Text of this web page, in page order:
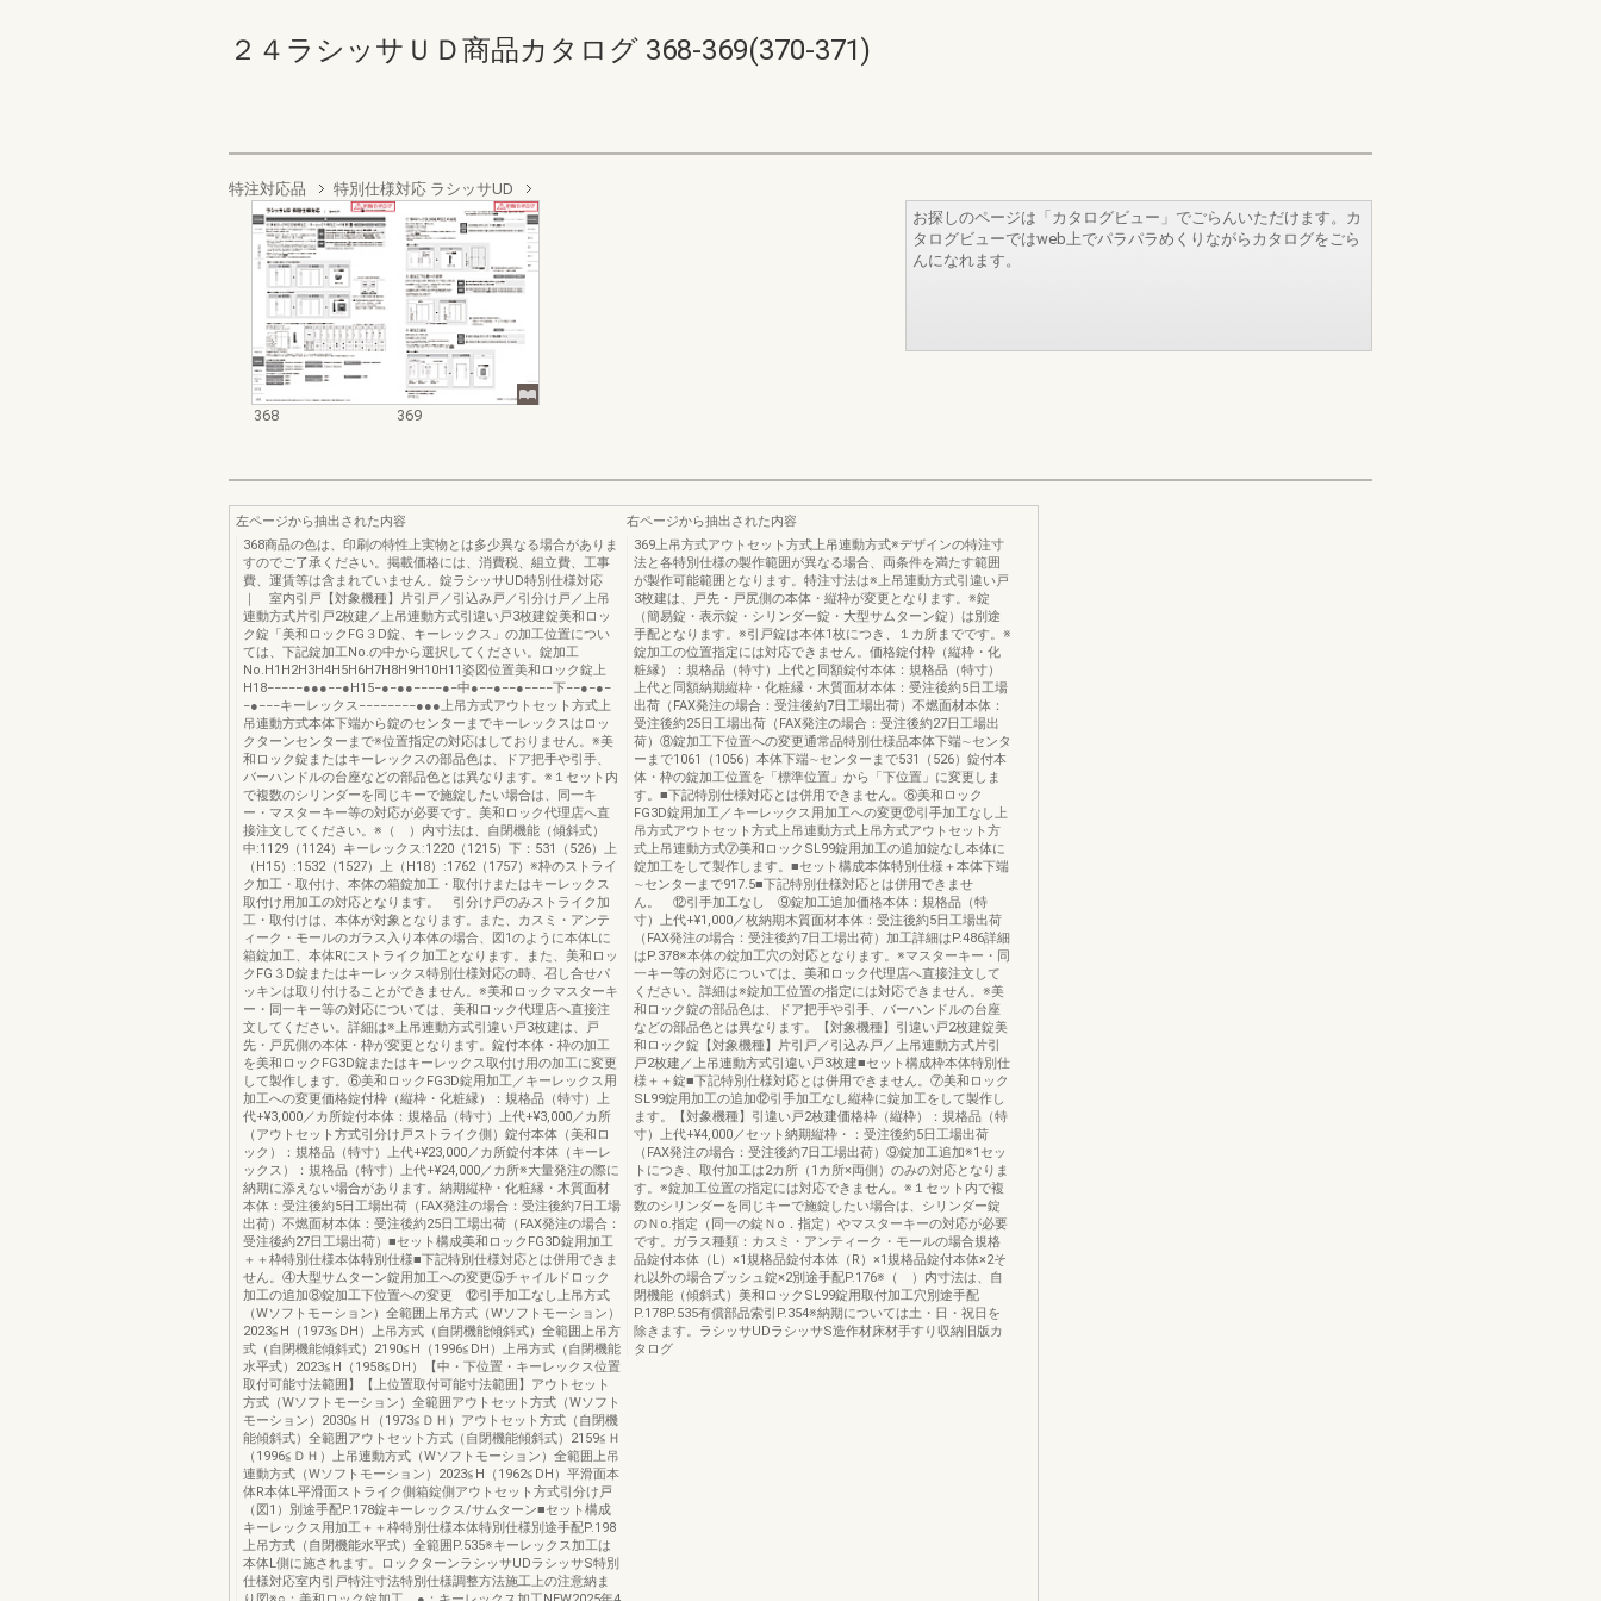
２４ラシッサＵＤ商品カタログ 368-369(370-371)
特注対応品 特別仕様対応 ラシッサUD
368 369
お探しのページは「カタログビュー」でごらんいただけます。カ
タログビューではweb上でパラパラめくりながらカタログをごら
んになれます。
左ページから抽出された内容
368商品の色は、印刷の特性上実物とは多少異なる場合がありま
すのでご了承ください。掲載価格には、消費税、組立費、工事
費、運賃等は含まれていません。錠ラシッサUD特別仕様対応
｜ 室内引戸【対象機種】片引戸／引込み戸／引分け戸／上吊
連動方式片引戸2枚建／上吊連動方式引違い戸3枚建錠美和ロッ
ク錠「美和ロックFG３D錠、キーレックス」の加工位置につい
ては、下記錠加工No.の中から選択してください。錠加工
No.H1H2H3H4H5H6H7H8H9H10H11姿図位置美和ロック錠上
H18−−−−−●●●−−●H15−●−●●−−−−●−中●−−●−−●−−−−下−−●−●−
−●−−−キーレックス−−−−−−−−●●●上吊方式アウトセット方式上
吊連動方式本体下端から錠のセンターまでキーレックスはロッ
クターンセンターまで※位置指定の対応はしておりません。※美
和ロック錠またはキーレックスの部品色は、ドア把手や引手、
バーハンドルの台座などの部品色とは異なります。※１セット内
で複数のシリンダーを同じキーで施錠したい場合は、同一キ
ー・マスターキー等の対応が必要です。美和ロック代理店へ直
接注文してください。※（ ）内寸法は、自閉機能（傾斜式）
中:1129（1124）キーレックス:1220（1215）下：531（526）上
（H15）:1532（1527）上（H18）:1762（1757）※枠のストライ
ク加工・取付け、本体の箱錠加工・取付けまたはキーレックス
取付け用加工の対応となります。 引分け戸のみストライク加
工・取付けは、本体が対象となります。また、カスミ・アンテ
ィーク・モールのガラス入り本体の場合、図1のように本体Lに
箱錠加工、本体Rにストライク加工となります。また、美和ロッ
クFG３D錠またはキーレックス特別仕様対応の時、召し合せパ
ッキンは取り付けることができません。※美和ロックマスターキ
ー・同一キー等の対応については、美和ロック代理店へ直接注
文してください。詳細は※上吊連動方式引違い戸3枚建は、戸
先・戸尻側の本体・枠が変更となります。錠付本体・枠の加工
を美和ロックFG3D錠またはキーレックス取付け用の加工に変更
して製作します。⑥美和ロックFG3D錠用加工／キーレックス用
加工への変更価格錠付枠（縦枠・化粧縁）：規格品（特寸）上
代+¥3,000／カ所錠付本体：規格品（特寸）上代+¥3,000／カ所
（アウトセット方式引分け戸ストライク側）錠付本体（美和ロ
ック）：規格品（特寸）上代+¥23,000／カ所錠付本体（キーレ
ックス）：規格品（特寸）上代+¥24,000／カ所※大量発注の際に
納期に添えない場合があります。納期縦枠・化粧縁・木質面材
本体：受注後約5日工場出荷（FAX発注の場合：受注後約7日工場
出荷）不燃面材本体：受注後約25日工場出荷（FAX発注の場合：
受注後約27日工場出荷）■セット構成美和ロックFG3D錠用加工
＋＋枠特別仕様本体特別仕様■下記特別仕様対応とは併用できま
せん。④大型サムターン錠用加工への変更⑤チャイルドロック
加工の追加⑧錠加工下位置への変更 ⑫引手加工なし上吊方式
（Wソフトモーション）全範囲上吊方式（Wソフトモーション）
2023≦H（1973≦DH）上吊方式（自閉機能傾斜式）全範囲上吊方
式（自閉機能傾斜式）2190≦H（1996≦DH）上吊方式（自閉機能
水平式）2023≦H（1958≦DH）【中・下位置・キーレックス位置
取付可能寸法範囲】【上位置取付可能寸法範囲】アウトセット
方式（Wソフトモーション）全範囲アウトセット方式（Wソフト
モーション）2030≦Ｈ（1973≦ＤＨ）アウトセット方式（自閉機
能傾斜式）全範囲アウトセット方式（自閉機能傾斜式）2159≦Ｈ
（1996≦ＤＨ）上吊連動方式（Wソフトモーション）全範囲上吊
連動方式（Wソフトモーション）2023≦H（1962≦DH）平滑面本
体R本体L平滑面ストライク側箱錠側アウトセット方式引分け戸
（図1）別途手配P.178錠キーレックス/サムターン■セット構成
キーレックス用加工＋＋枠特別仕様本体特別仕様別途手配P.198
上吊方式（自閉機能水平式）全範囲P.535※キーレックス加工は
本体L側に施されます。ロックターンラシッサUDラシッサS特別
仕様対応室内引戸特注寸法特別仕様調整方法施工上の注意納ま
右ページから抽出された内容
369上吊方式アウトセット方式上吊連動方式※デザインの特注寸
法と各特別仕様の製作範囲が異なる場合、両条件を満たす範囲
が製作可能範囲となります。特注寸法は※上吊連動方式引違い戸
3枚建は、戸先・戸尻側の本体・縦枠が変更となります。※錠
（簡易錠・表示錠・シリンダー錠・大型サムターン錠）は別途
手配となります。※引戸錠は本体1枚につき、１カ所までです。※
錠加工の位置指定には対応できません。価格錠付枠（縦枠・化
粧縁）：規格品（特寸）上代と同額錠付本体：規格品（特寸）
上代と同額納期縦枠・化粧縁・木質面材本体：受注後約5日工場
出荷（FAX発注の場合：受注後約7日工場出荷）不燃面材本体：
受注後約25日工場出荷（FAX発注の場合：受注後約27日工場出
荷）⑧錠加工下位置への変更通常品特別仕様品本体下端∼センタ
ーまで1061（1056）本体下端∼センターまで531（526）錠付本
体・枠の錠加工位置を「標準位置」から「下位置」に変更しま
す。■下記特別仕様対応とは併用できません。⑥美和ロック
FG3D錠用加工／キーレックス用加工への変更⑫引手加工なし上
吊方式アウトセット方式上吊連動方式上吊方式アウトセット方
式上吊連動方式⑦美和ロックSL99錠用加工の追加錠なし本体に
錠加工をして製作します。■セット構成本体特別仕様＋本体下端
∼センターまで917.5■下記特別仕様対応とは併用できませ
ん。 ⑫引手加工なし ⑨錠加工追加価格本体：規格品（特
寸）上代+¥1,000／枚納期木質面材本体：受注後約5日工場出荷
（FAX発注の場合：受注後約7日工場出荷）加工詳細はP.486詳細
はP.378※本体の錠加工穴の対応となります。※マスターキー・同
一キー等の対応については、美和ロック代理店へ直接注文して
ください。詳細は※錠加工位置の指定には対応できません。※美
和ロック錠の部品色は、ドア把手や引手、バーハンドルの台座
などの部品色とは異なります。【対象機種】引違い戸2枚建錠美
和ロック錠【対象機種】片引戸／引込み戸／上吊連動方式片引
戸2枚建／上吊連動方式引違い戸3枚建■セット構成枠本体特別仕
様＋＋錠■下記特別仕様対応とは併用できません。⑦美和ロック
SL99錠用加工の追加⑫引手加工なし縦枠に錠加工をして製作し
ます。【対象機種】引違い戸2枚建価格枠（縦枠）：規格品（特
寸）上代+¥4,000／セット納期縦枠・：受注後約5日工場出荷
（FAX発注の場合：受注後約7日工場出荷）⑨錠加工追加※1セッ
トにつき、取付加工は2カ所（1カ所×両側）のみの対応となりま
す。※錠加工位置の指定には対応できません。※１セット内で複
数のシリンダーを同じキーで施錠したい場合は、シリンダー錠
のＮo.指定（同一の錠Ｎo．指定）やマスターキーの対応が必要
です。ガラス種類：カスミ・アンティーク・モールの場合規格
品錠付本体（L）×1規格品錠付本体（R）×1規格品錠付本体×2そ
れ以外の場合プッシュ錠×2別途手配P.176※（ ）内寸法は、自
閉機能（傾斜式）美和ロックSL99錠用取付加工穴別途手配
P.178P.535有償部品索引P.354※納期については土・日・祝日を
除きます。ラシッサUDラシッサS造作材床材手すり収納旧版カ
タログ